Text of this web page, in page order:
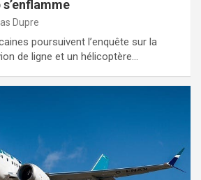
Dupre
poursuivent l’enquête sur la
de ligne et un hélicoptère…